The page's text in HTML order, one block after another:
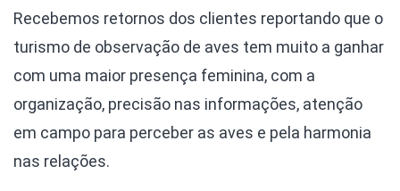
Recebemos retornos dos clientes reportando que o
turismo de observação de aves tem muito a ganhar
com uma maior presença feminina, com a
organização, precisão nas informações, atenção
em campo para perceber as aves e pela harmonia
nas relações.